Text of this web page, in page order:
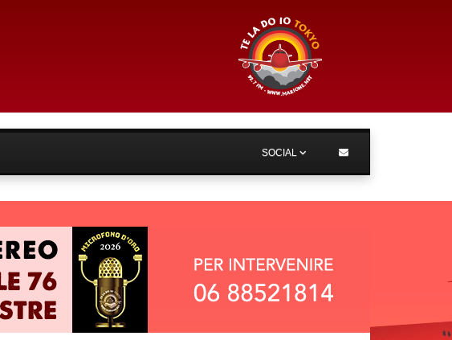
SOCIAL